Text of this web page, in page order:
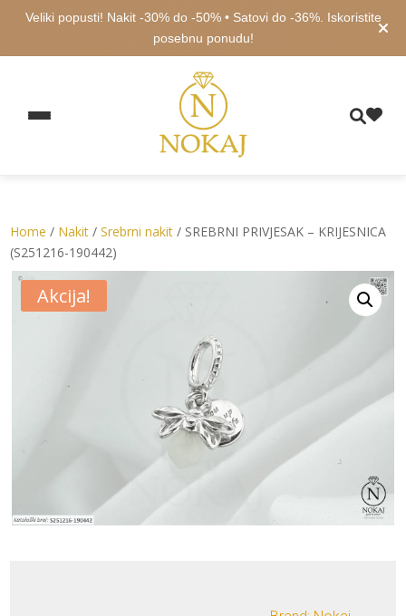
Veliki popusti! Nakit -30% do -50% • Satovi do -36%. Iskoristite
posebnu ponudu!
Home / Nakit /Srebrni nakit / SREBRNI PRIVJESAK – KRIJESNICA
(S251216-190442)
Akcija!